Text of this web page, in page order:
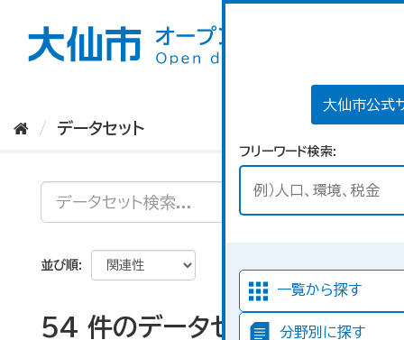
大仙市公式
フリーワード検索
一覧から探す
分野別に探す
データセット
並び順
54 件のデータセットが見つ